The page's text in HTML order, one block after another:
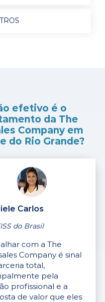
efetivo é o
da The
Company em
do Rio Grande?
Carlos
do Brasil
com a The
Company é sinal
total,
pela
profissional e a
de valor que eles